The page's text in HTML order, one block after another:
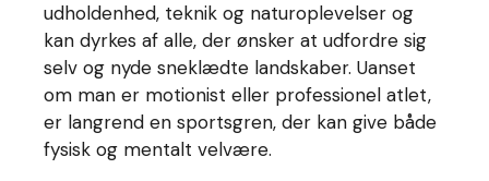
udholdenhed, teknik og naturoplevelser og
kan dyrkes af alle, der ønsker at udfordre sig
selv og nyde sneklædte landskaber. Uanset
om man er motionist eller professionel atlet,
er langrend en sportsgren, der kan give både
fysisk og mentalt velvære.